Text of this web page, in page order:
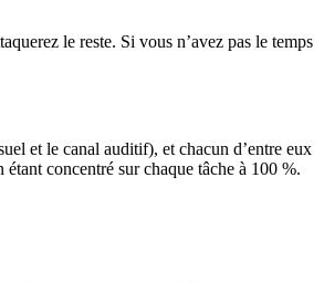
le reste. Si vous n’avez pas le temps
et le canal auditif), et chacun d’entre eux
concentré sur chaque tâche à 100 %.